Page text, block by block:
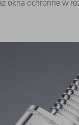
ochronne w